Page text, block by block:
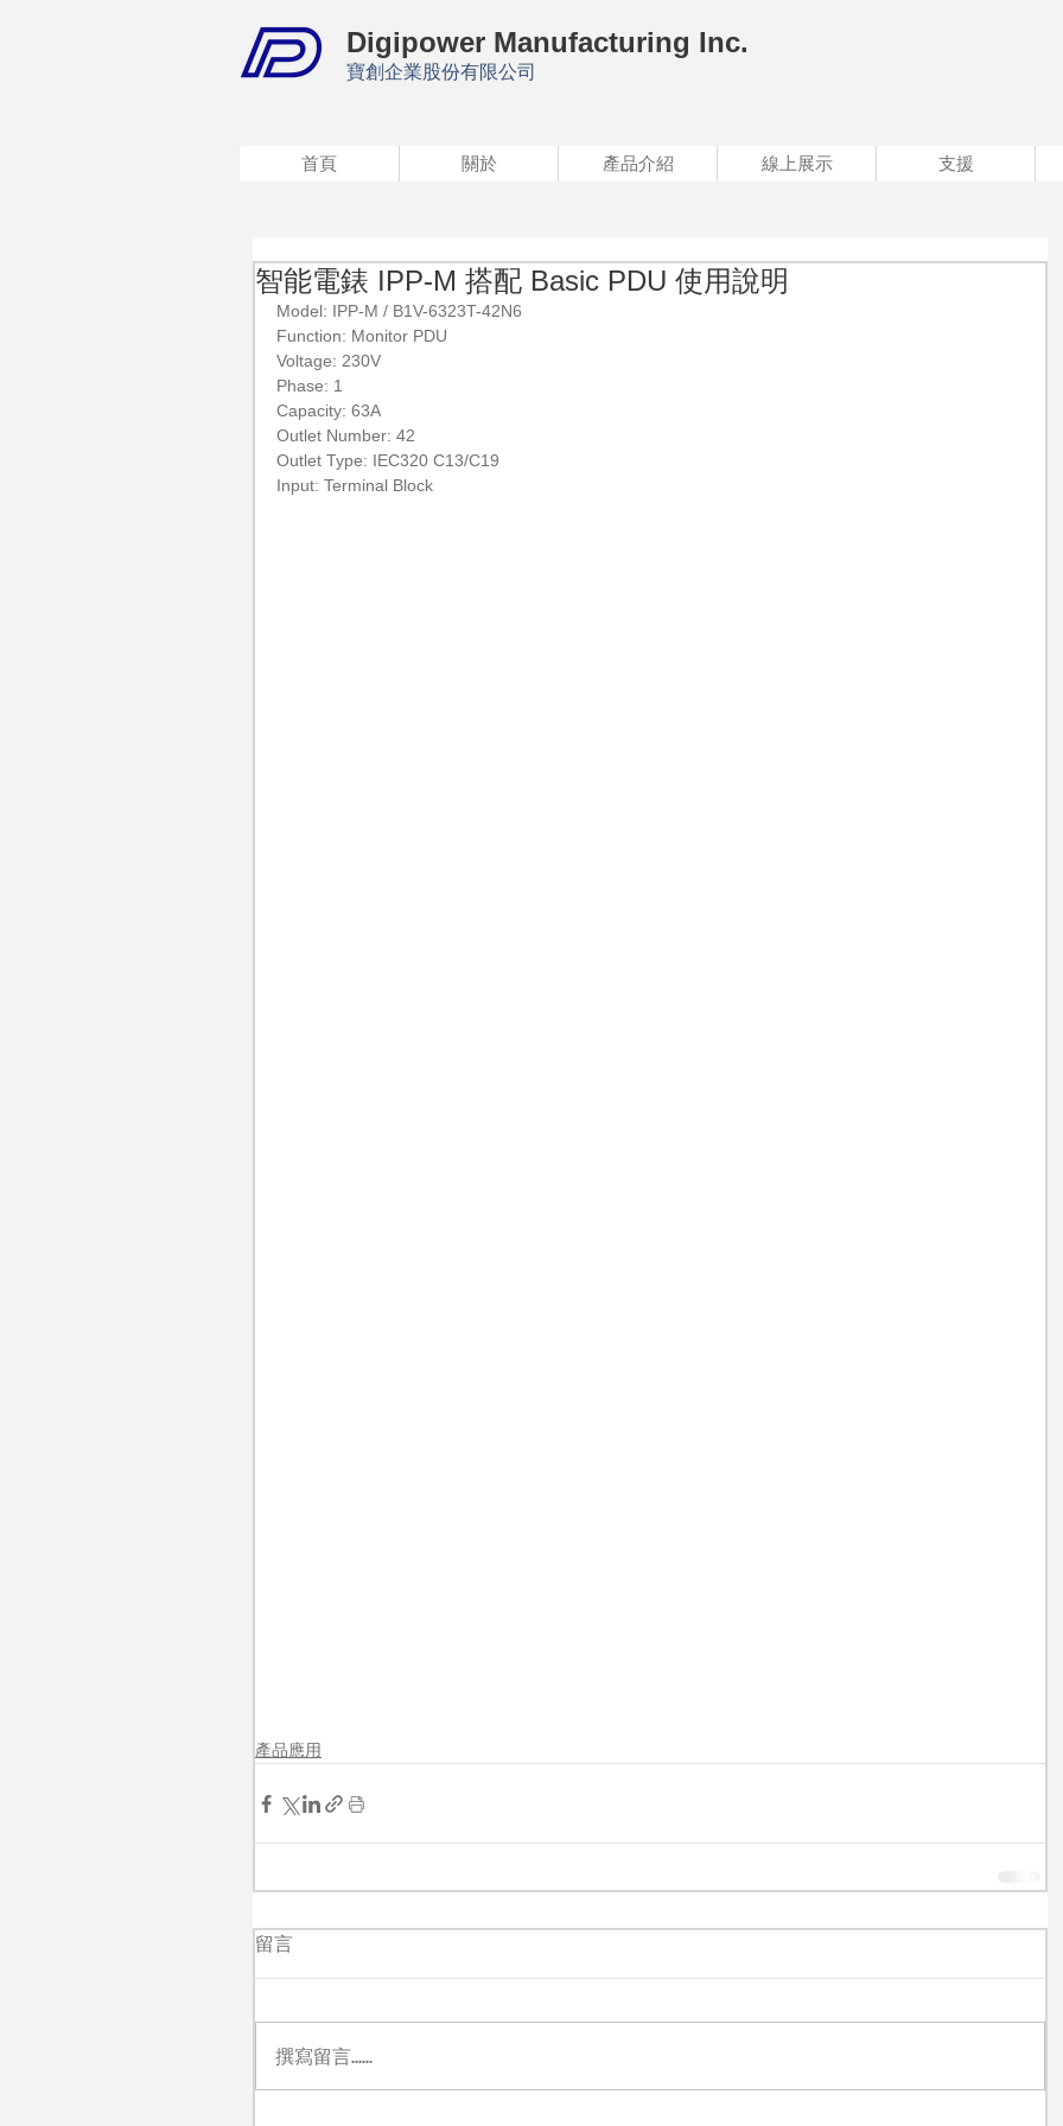
Digipower Manufacturing Inc.
寶創企業股份有限公司
首頁 關於 產品介紹 線上展示 支援
智能電錶 IPP-M 搭配 Basic PDU 使用說明
Model: IPP-M / B1V-6323T-42N6
Function: Monitor PDU
Voltage: 230V
Phase: 1
Capacity: 63A
Outlet Number: 42
Outlet Type: IEC320 C13/C19
Input: Terminal Block
產品應用
留言
撰寫留言......